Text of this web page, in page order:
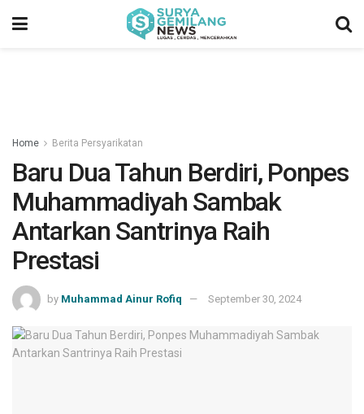
Home Berita Persyarikatan
Baru Dua Tahun Berdiri, Ponpes
Muhammadiyah Sambak
Antarkan Santrinya Raih
Prestasi
by Muhammad Ainur Rofiq September 30, 2024